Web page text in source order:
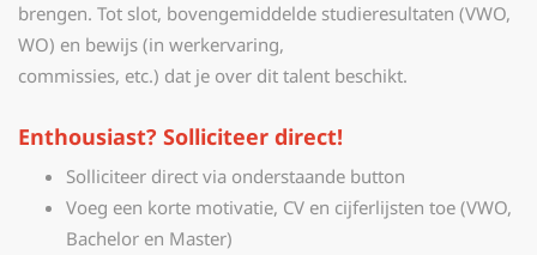
brengen. Tot slot, bovengemiddelde studieresultaten (VWO,
WO) en bewijs (in werkervaring,
commissies, etc.) dat je over dit talent beschikt.
Enthousiast? Solliciteer direct!
Solliciteer direct via onderstaande button
Voeg een korte motivatie, CV en cijferlijsten toe (VWO,
Bachelor en Master)